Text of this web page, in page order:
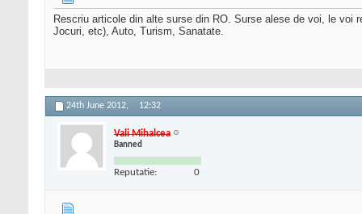
Rescriu articole din alte surse din RO. Surse alese de voi, le
Jocuri, etc), Auto, Turism, Sanatate.
24th June 2012, 12:32
Vali Mihalcea
Banned
Reputatie: 0